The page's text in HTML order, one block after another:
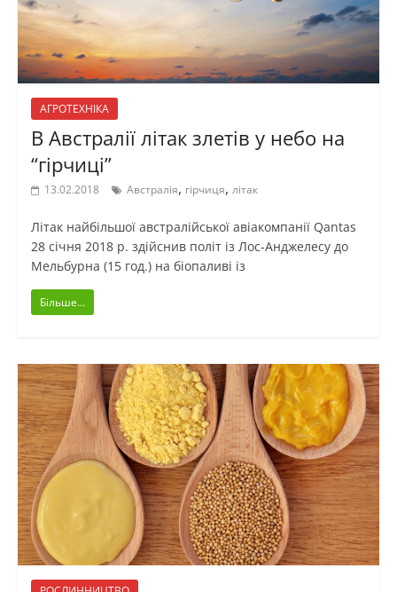
АГРОТЕХНІКА
В Австралії літак злетів у небо на
“гірчиці”
13.02.2018 Австралія, гірчиця, літак
Літак найбільшої австралійської авіакомпанії Qantas
28 січня 2018 р. здійснив політ із Лос-Анджелесу до
Мельбурна (15 год.) на біопаливі із
Більше...